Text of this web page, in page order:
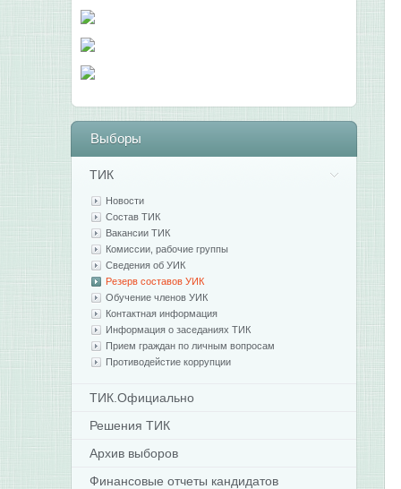
Выборы
ТИК
Новости
Состав ТИК
Вакансии ТИК
Комиссии, рабочие группы
Сведения об УИК
Резерв составов УИК
Обучение членов УИК
Контактная информация
Информация о заседаниях ТИК
Прием граждан по личным вопросам
Противодейстие коррупции
ТИК.Официально
Решения ТИК
Архив выборов
Финансовые отчеты кандидатов